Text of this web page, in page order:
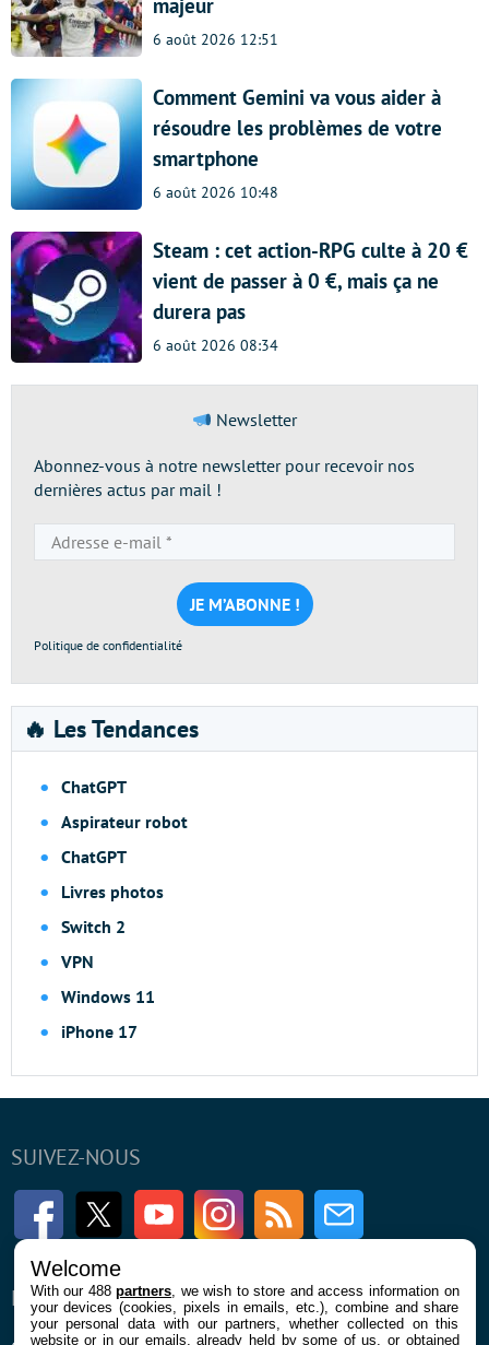
majeur
6 août 2026 12:51
Comment Gemini va vous aider à
résoudre les problèmes de votre
smartphone
6 août 2026 10:48
Steam : cet action-RPG culte à 20 €
vient de passer à 0 €, mais ça ne
durera pas
6 août 2026 08:34
Newsletter
Abonnez-vous à notre newsletter pour recevoir nos
dernières actus par mail !
e-
mail
*
Politique de confidentialité
🔥 Les Tendances
ChatGPT
Aspirateur robot
ChatGPT
Livres photos
Switch 2
VPN
Windows 11
iPhone 17
SUIVEZ-NOUS
FacebookTwitter Youtube InstagramRSS Newsletter
ENTREPRISE À PROPOS
Welcome
With our 488partners , we wish to store and access information on
your devices (cookies, pixels in emails, etc.), combine and share
your personal data with our partners, whether collected on this
website or in our emails, already held by some of us, or obtained